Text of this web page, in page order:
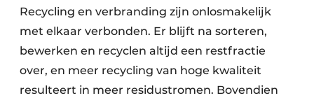
Recycling en verbranding zijn onlosmakelijk
met elkaar verbonden. Er blijft na sorteren,
bewerken en recyclen altijd een restfractie
over, en meer recycling van hoge kwaliteit
resulteert in meer residustromen. Bovendien